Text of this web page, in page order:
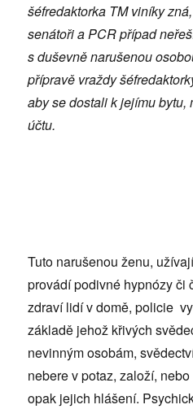
šéfredaktorka TM viníky
senátoři a PCR případ
s duševně narušenou
přípravě vraždy
aby se dostali k jejímu bytu,
účtu.
Tuto narušenou ženu,
provádí podivné hypnózy či
zdraví lidí v domě, policie
základě jehož křivých
nevinným osobám,
nebere v potaz, založí,
opak jejich hlášení.